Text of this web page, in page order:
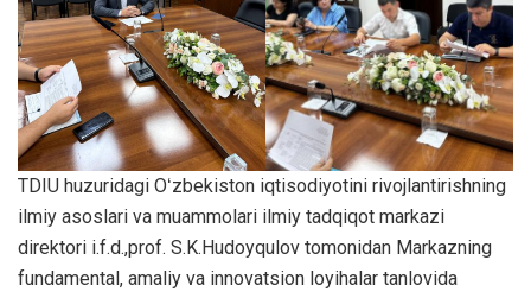
TDIU huzuridagi Oʻzbekiston iqtisodiyotini rivojlantirishning
ilmiy asoslari va muammolari ilmiy tadqiqot markazi
direktori i.f.d.,prof. S.K.Hudoyqulov tomonidan Markazning
fundamental, amaliy va innovatsion loyihalar tanlovida